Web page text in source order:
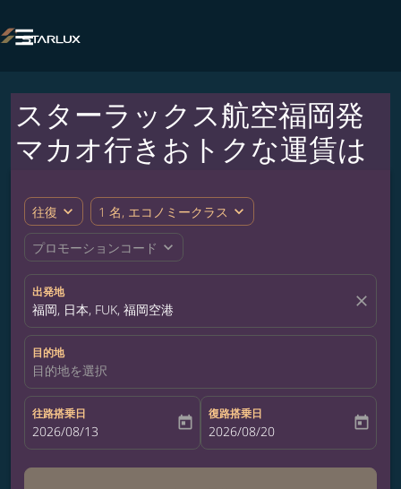

スターラックス航空福岡発
マカオ行きおトクな運賃は
往復 expand_more 1 名, エコノミークラス expand_more
プロモーションコード expand_more
出発地
福岡, 日本, FUK, 福岡空港 close
目的地
目的地を選択
往路搭乗日
fc-booking-departure-date-aria-label
2026/08/13 today
復路搭乗日
fc-booking-return-date-aria-label
2026/08/20 today